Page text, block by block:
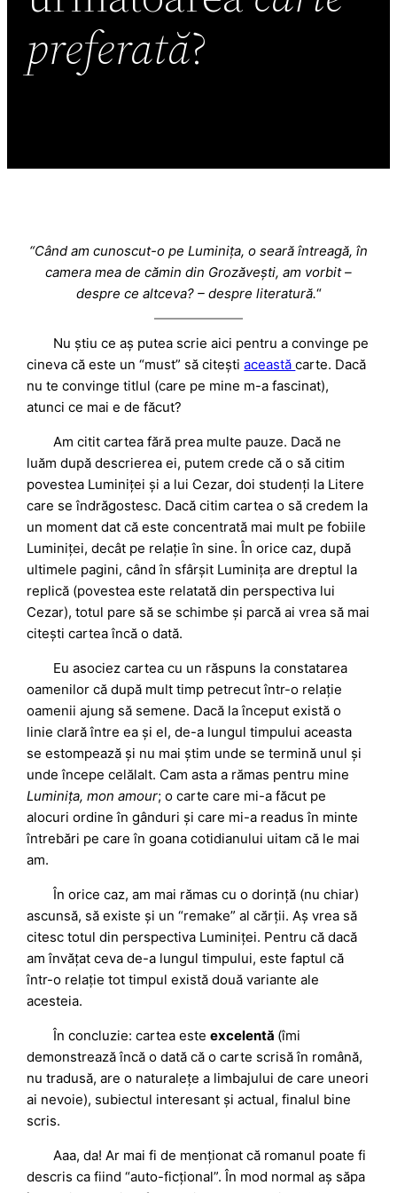
preferată?
“Când am cunoscut-o pe Luminița, o seară întreagă, în
camera mea de cămin din Grozăvești, am vorbit –
despre ce altceva? – despre literatură.“
Nu știu ce aș putea scrie aici pentru a convinge pe
cineva că este un “must” să citeștiaceastăcarte. Dacă
nu te convinge titlul (care pe mine m-a fascinat),
atunci ce mai e de făcut?
Am citit cartea fără prea multe pauze. Dacă ne
luăm după descrierea ei, putem crede că o să citim
povestea Luminiței și a lui Cezar, doi studenți la Litere
care se îndrăgostesc. Dacă citim cartea o să credem la
un moment dat că este concentrată mai mult pe fobiile
Luminiței, decât pe relație în sine. În orice caz, după
ultimele pagini, când în sfârșit Luminița are dreptul la
replică (povestea este relatată din perspectiva lui
Cezar), totul pare să se schimbe și parcă ai vrea să mai
citești cartea încă o dată.
Eu asociez cartea cu un răspuns la constatarea
oamenilor că după mult timp petrecut într-o relație
oamenii ajung să semene. Dacă la început există o
linie clară între ea și el, de-a lungul timpului aceasta
se estompează și nu mai știm unde se termină unul și
unde începe celălalt. Cam asta a rămas pentru mine
Luminița, mon amour; o carte care mi-a făcut pe
alocuri ordine în gânduri și care mi-a readus în minte
întrebări pe care în goana cotidianului uitam că le mai
am.
În orice caz, am mai rămas cu o dorință (nu chiar)
ascunsă, să existe și un “remake” al cărții. Aș vrea să
citesc totul din perspectiva Luminiței. Pentru că dacă
am învățat ceva de-a lungul timpului, este faptul că
într-o relație tot timpul există două variante ale
acesteia.
În concluzie: cartea esteexcelentă (îmi
demonstrează încă o dată că o carte scrisă în română,
nu tradusă, are o naturalețe a limbajului de care uneori
ai nevoie), subiectul interesant și actual, finalul bine
scris.
Aaa, da! Ar mai fi de menționat că romanul poate fi
descris ca fiind “auto-ficțional”. În mod normal aș săpa